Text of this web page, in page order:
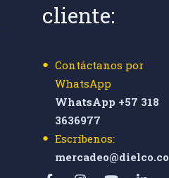
cliente:
Contáctanos por
WhatsApp
WhatsApp +57 318
3636977
Escríbenos:
mercadeo@dielco.co